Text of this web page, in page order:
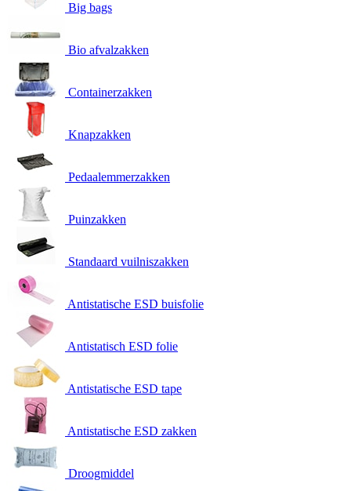
Big bags
Bio afvalzakken
Containerzakken
Knapzakken
Pedaalemmerzakken
Puinzakken
Standaard vuilniszakken
Antistatische ESD buisfolie
Antistatisch ESD folie
Antistatische ESD tape
Antistatische ESD zakken
Droogmiddel